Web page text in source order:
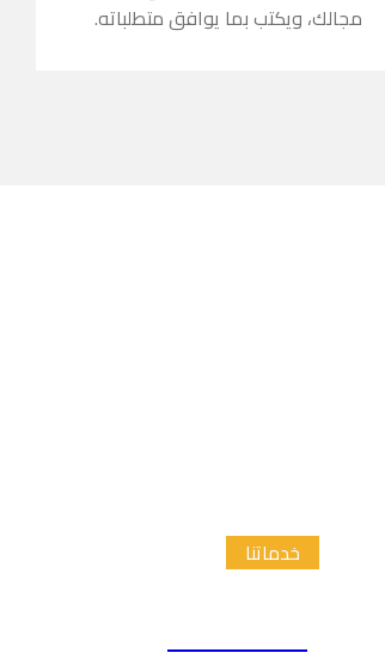
مجالك، ويكتب بما يوافق متطلباته.
خدماتنا
إعداد الاطار